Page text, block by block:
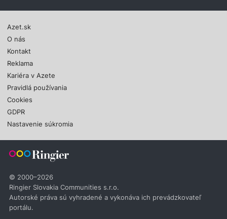
Azet.sk
O nás
Kontakt
Reklama
Kariéra v Azete
Pravidlá používania
Cookies
GDPR
Nastavenie súkromia
© 2000–2026
Ringier Slovakia Communities s.r.o.
Autorské práva sú vyhradené a vykonáva ich prevádzkovateľ
portálu.